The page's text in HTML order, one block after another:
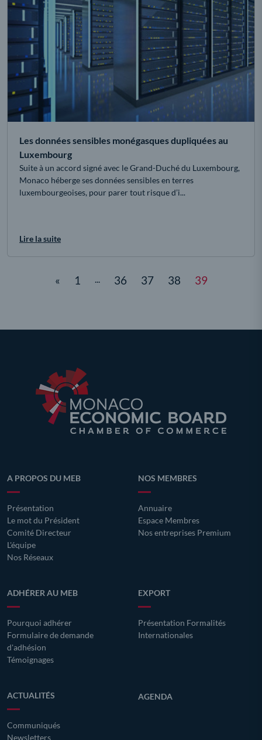
Les données sensibles monégasques dupliquées au
Luxembourg
Suite à un accord signé avec le Grand-Duché du Luxembourg,
Monaco héberge ses données sensibles en terres
luxembourgeoises, pour parer tout risque d’i...
Lire la suite
« 1 ... 36 37 38 39
A PROPOS DU MEB
Présentation
Le mot du Président
Comité Directeur
L'équipe
Nos Réseaux
NOS MEMBRES
Annuaire
Espace Membres
Nos entreprises Premium
ADHÉRER AU MEB
Pourquoi adhérer
Formulaire de demande
d'adhésion
Témoignages
EXPORT
Présentation Formalités
Internationales
ACTUALITÉS
Communiqués
Newsletters
AGENDA